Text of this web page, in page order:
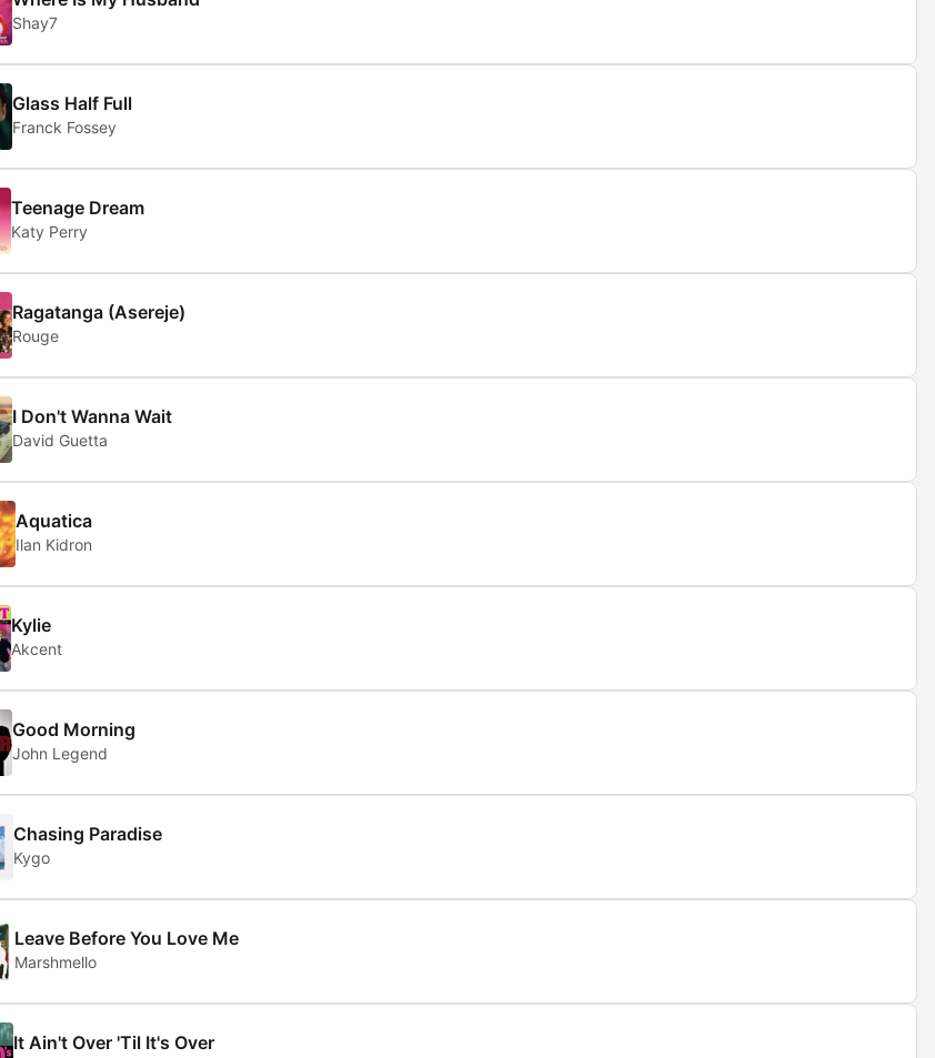
Shay7
Glass Half Full
Franck Fossey
Teenage Dream
Katy Perry
Ragatanga (Asereje)
Rouge
I Don't Wanna Wait
David Guetta
Aquatica
Ilan Kidron
Kylie
Akcent
Good Morning
John Legend
Chasing Paradise
Kygo
Leave Before You Love Me
Marshmello
It Ain't Over 'Til It's Over